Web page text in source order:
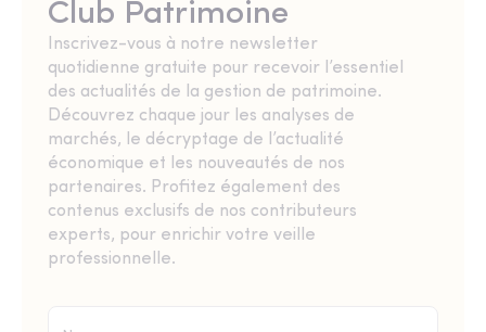
Club Patrimoine
Inscrivez-vous à notre newsletter
quotidienne gratuite pour recevoir l’essentiel
des actualités de la gestion de patrimoine.
Découvrez chaque jour les analyses de
marchés, le décryptage de l’actualité
économique et les nouveautés de nos
partenaires. Profitez également des
contenus exclusifs de nos contributeurs
experts, pour enrichir votre veille
professionnelle.